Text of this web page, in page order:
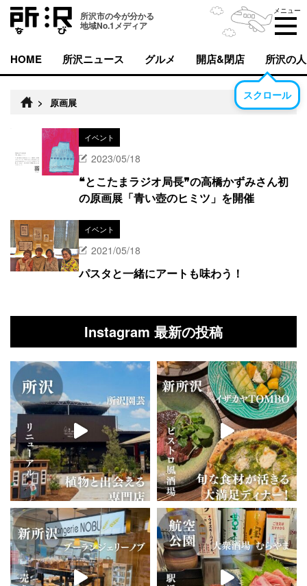
所沢市の今が分かる
地域No.1メディア
メニュー
HOME 所沢ニュース グルメ 開店&閉店 所沢の人
スクロール
> 原画展
イベント
2023/05/18
❝とこたまラジオ局長❞の高橋かずみさん初
の原画展「青い壺のヒミツ」を開催
イベント
2021/05/18
パスタと一緒にアートも味わう！
Instagram 最新の投稿